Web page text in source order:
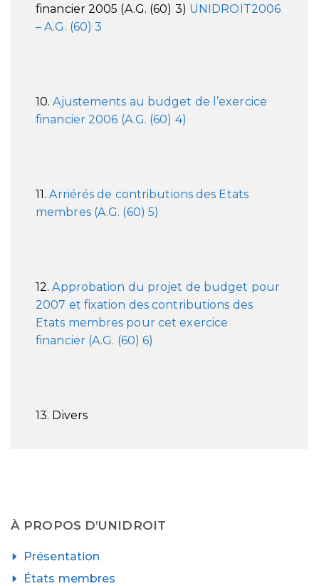
financier 2005 (A.G. (60) 3) UNIDROIT2006
– A.G. (60) 3
10.Ajustements au budget de l’exercice
financier 2006 (A.G. (60) 4)
11.Arriérés de contributions des Etats
membres(A.G. (60) 5)
12.Approbation du projet de budget pour
2007 et fixation des contributions des
Etats membres pour cet exercice
financier(A.G. (60) 6)
13. Divers
À PROPOS D’UNIDROIT
Présentation
États membres